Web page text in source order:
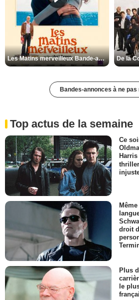
Les Matins merveilleux Bande-annonce VF
Bandes-annonces à ne pas
Top actus de la semaine
Ce
droit
Plus
le